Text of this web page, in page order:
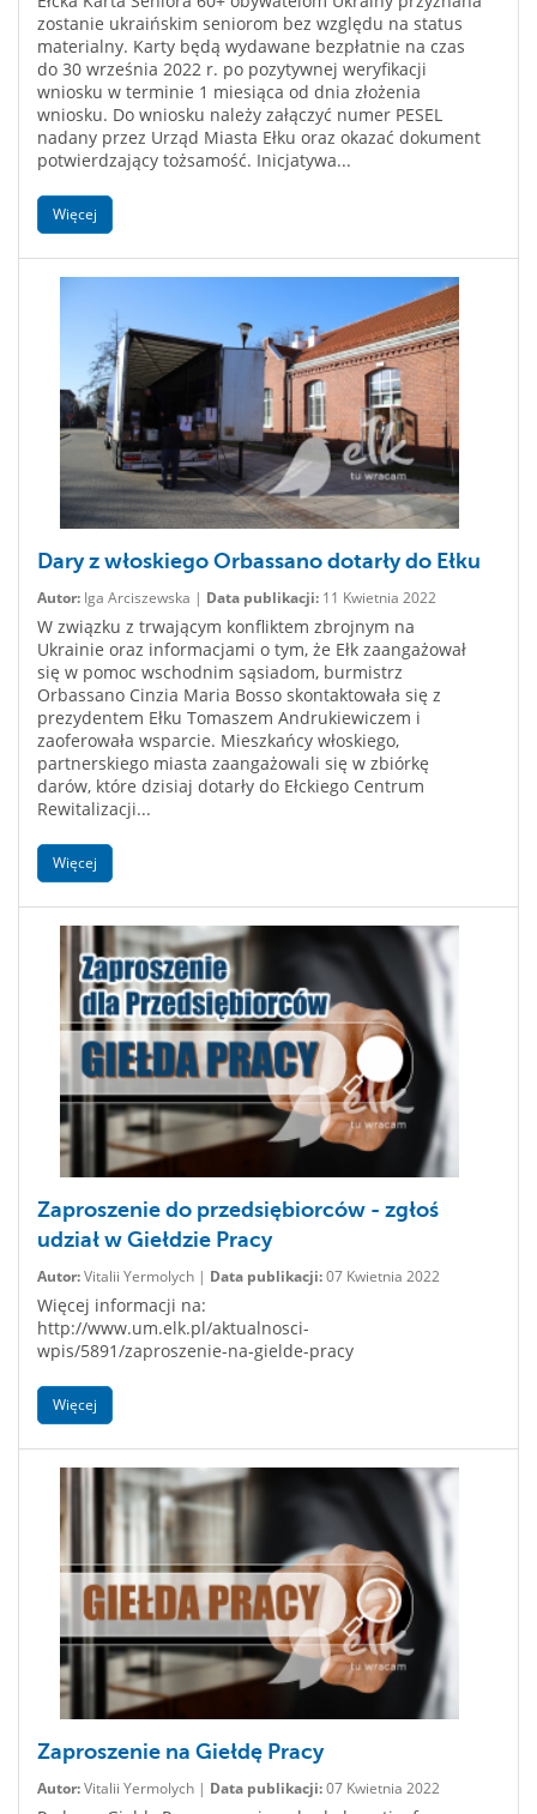
zostanie ukraińskim seniorom bez względu na status
materialny. Karty będą wydawane bezpłatnie na czas
do 30 września 2022 r. po pozytywnej weryfikacji
wniosku w terminie 1 miesiąca od dnia złożenia
wniosku. Do wniosku należy załączyć numer PESEL
nadany przez Urząd Miasta Ełku oraz okazać dokument
potwierdzający tożsamość. Inicjatywa...
Więcej
Dary z włoskiego Orbassano dotarły do Ełku
Autor: Iga Arciszewska | Data publikacji: 11 Kwietnia 2022
W związku z trwającym konfliktem zbrojnym na
Ukrainie oraz informacjami o tym, że Ełk zaangażował
się w pomoc wschodnim sąsiadom, burmistrz
Orbassano Cinzia Maria Bosso skontaktowała się z
prezydentem Ełku Tomaszem Andrukiewiczem i
zaoferowała wsparcie. Mieszkańcy włoskiego,
partnerskiego miasta zaangażowali się w zbiórkę
darów, które dzisiaj dotarły do Ełckiego Centrum
Rewitalizacji...
Więcej
Zaproszenie do przedsiębiorców - zgłoś
udział w Giełdzie Pracy
Autor:Vitalii Yermolych | Data publikacji:07 Kwietnia 2022
Więcej informacji na:
http://www.um.elk.pl/aktualnosci-
wpis/5891/zaproszenie-na-gielde-pracy
Więcej
Zaproszenie na Giełdę Pracy
Autor:Vitalii Yermolych | Data publikacji:07 Kwietnia 2022